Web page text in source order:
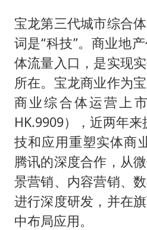
宝龙第三代城市综合
词是“科技”。商业地
体流量入口，是实现
所在。宝龙商业作为
商业综合体运营上
HK.9909），近两年
技和应用重塑实体商
腾讯的深度合作，从
景营销、内容营销、
进行深度研发，并在
中布局应用。